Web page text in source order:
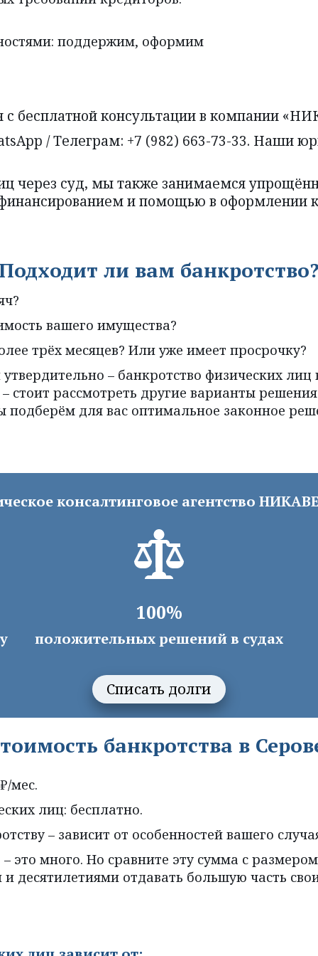
поддержим, оформим
с бесплатной консультации в компании
/ Телеграм: +7 (982) 663-73-33. Наши
через суд, мы также занимаемся
и помощью в оформлении
ли вам
вашего имущества?
трёх месяцев? Или уже имеет просрочку?
– банкротство физических
стоит рассмотреть другие варианты
подберём для вас оптимальное законное
консалтинговое агентство
100%
положительных решений в судах
Списать долги
банкротства в
мес.
лиц: бесплатно.
– зависит от особенностей вашего
это много. Но сравните эту сумма с
десятилетиями отдавать большую часть